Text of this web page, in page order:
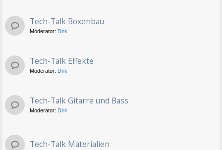
Tech-Talk Boxenbau
Moderator: Dirk
Tech-Talk Effekte
Moderator: Dirk
Tech-Talk Gitarre und Bass
Moderator: Dirk
Tech-Talk Materialien